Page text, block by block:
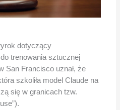
dotyczący
trenowania sztucznej
San Francisco uznał, że
szkoliła model Claude na
się w granicach tzw.